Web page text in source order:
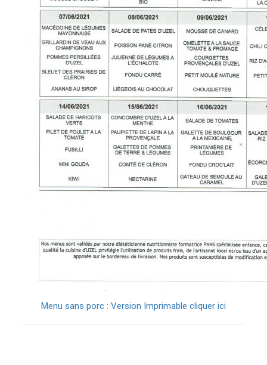
Menu sans porc : Version Imprimable cliquer ici